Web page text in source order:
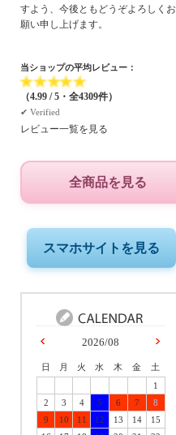
すよう、今後ともどうぞよろしくお
願い申し上げます。
当ショップの平均レビュー：
★★★★★
（4.99 / 5・全4309件）
✔︎ Verified
レビュー一覧を見る
全商品を見る
スマホサイトを見る
2026/08
日 月 火 水 木 金
土
1
2
3 4 5 6 7
8
9
10 11 12 13 14
15